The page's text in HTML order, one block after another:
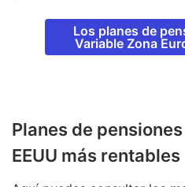
Los planes de
Variable Zona
Planes de
EEUU más rentables